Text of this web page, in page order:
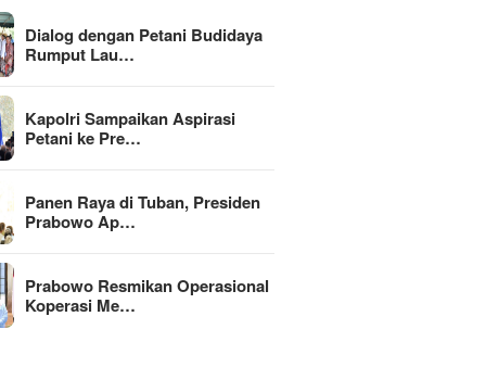
Dialog dengan Petani Budidaya
Rumput Lau…
Kapolri Sampaikan Aspirasi
Petani ke Pre…
Panen Raya di Tuban, Presiden
Prabowo Ap…
Prabowo Resmikan Operasional
Koperasi Me…